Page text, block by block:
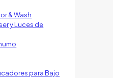
& Wash
y Luces de
para Bajo